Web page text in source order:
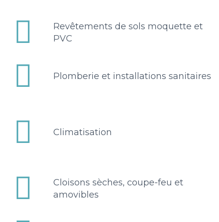


Revêtements de sols moquette et
PVC

 Plomberie et installations sanitaires

 Climatisation


Cloisons sèches, coupe-feu et
amovibles